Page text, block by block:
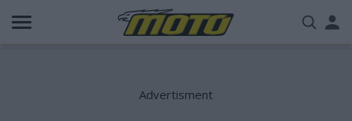
Παράκαμψη
προς